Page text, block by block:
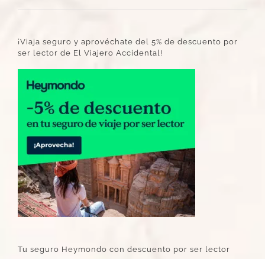
¡Viaja seguro y aprovéchate del 5% de descuento por
ser lector de El Viajero Accidental!
Tu seguro Heymondo con descuento por ser lector